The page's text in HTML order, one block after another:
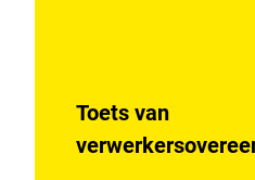
Toets van